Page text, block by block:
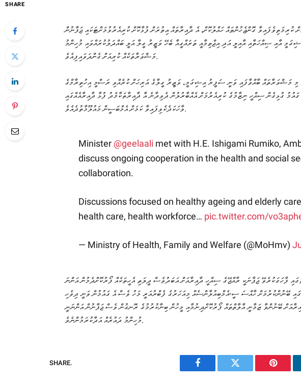
SHARE
ކުރިމަތިވެފައިވާ ގޮންޖެހުންތައް ހައްލުކޮށް، އެ ދާއިރާތައް އިތުރަށް ފުޅާކޮށް ކުރިއެރުވުމަށްޓަކައި ޖަޕާނުން
އާއި ސިއްހަތާއި އާއިލީ އަދި އިޖްތިމާއީ ތަރައްގީއާ ބެހޭ ވަޒީރު ގީލާ އަލީ ބައްދަލުކުރައްވައި މުހިންމު
މަޝްވަރާތަކެއް ކުރިއަށް ގެންދަވައިފިއެވެ.
މި މަޝްވަރާތައް ބާއްވާފައި ވަނީ ސަފީރު އިޝިގަމީ، ވަޒީރު ގީލާގެ އަރިހަށް ކުރެއްވި ރަސްމީ އިހުތިރާމްގެ
ގުޅިގެން ސިއްހީ ނިޒާމުގެ ކުރިއެރުމަށް އެއްބާރުލުން ދެވިދާނެ އާ ދާއިރާތަކާމެދު ފުޅާ ދާއިރާއެއްގައި
ވާހަކަދެކެވިފައިވާ ކަމަށް އެމްބަސީން މައުލޫމާތުދެއެވެ.
Minister @geelaali met with H.E. Ishigami Rumiko,
discuss ongoing cooperation in the health and social
collaboration.
Discussions focused on healthy ageing and elderly
health care, health workforce… pic.twitter.com/
— Ministry of Health, Family and Welfare (@MoHmv)
ފާހަގަކުރެވޭ ޖަޕާނަކީ ރާއްޖޭގެ ސިއްހީ ދާއިރާއަށް އަބަދުވެސް ދީލަތި އެހީތަކެއް ފޯރުކޮށްދެމުން އަންނަ
ބޭނުންކުރުމަށް ހާއްސަ ސީ-އެމްބިއުލާންސެއް މިއަހަރުގެ ފެބްރުއަރީ މަހު ވެސް އެ ގައުމުން ވަނީ ދިވެހި
ބޭނުންވާ ޒަމާނީ އާލާތްތައް ފޯރުކޮށްދިނުމާއި މީހުން ބިނާކުރުމުގެ ރޮނގުން ވެސް ޖަޕާނުން އަންނަނީ
މުހިންމު ދައުރެއް އަދާކުރަމުންނެވެ.
SHARE.
Facebook Twitter